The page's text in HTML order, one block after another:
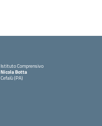
Istituto Comprensivo
Nicola Botta
Cefalù (PA)